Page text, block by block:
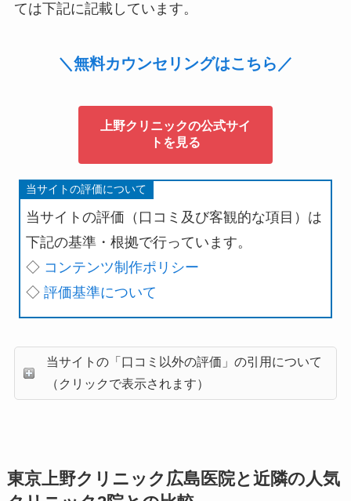
ては下記に記載しています。
＼無料カウンセリングはこちら／
上野クリニックの公式サイ
トを見る
当サイトの評価について
当サイトの評価（口コミ及び客観的な項目）は
下記の基準・根拠で行っています。
◇ コンテンツ制作ポリシー
◇評価基準について
当サイトの「口コミ以外の評価」の引用について
（クリックで表示されます）
東京上野クリニック広島医院と近隣の人気